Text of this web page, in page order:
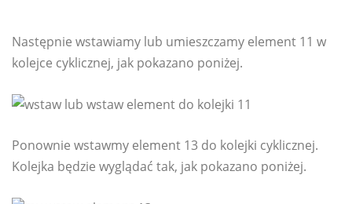
Następnie wstawiamy lub umieszczamy element 11 w
kolejce cyklicznej, jak pokazano poniżej.
Ponownie wstawmy element 13 do kolejki cyklicznej.
Kolejka będzie wyglądać tak, jak pokazano poniżej.